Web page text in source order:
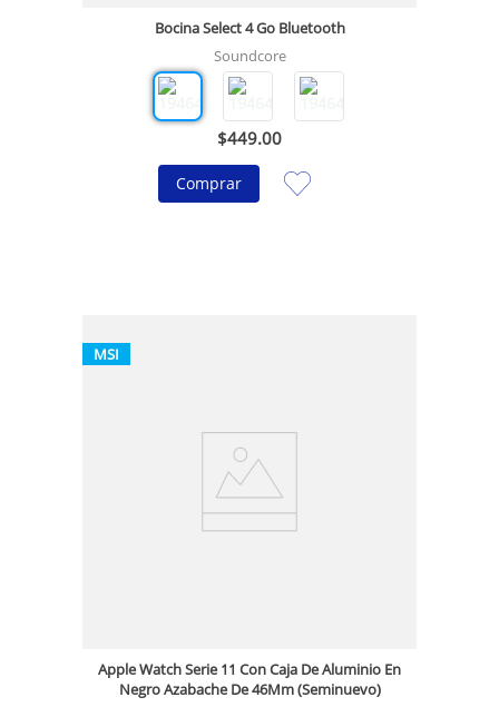
Bocina Select 4 Go Bluetooth
Soundcore
$449.00
Comprar
MSI
Apple Watch Serie 11 Con Caja De Aluminio En
Negro Azabache De 46Mm (Seminuevo)